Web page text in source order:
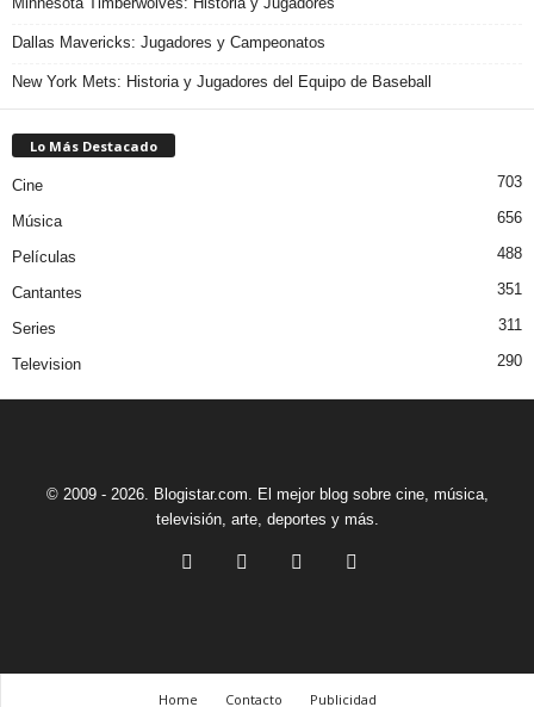
Dallas Mavericks: Jugadores y Campeonatos
New York Mets: Historia y Jugadores del Equipo de Baseball
Lo Más Destacado
Cine 703
Música 656
Películas 488
Cantantes 351
Series 311
Television 290
© 2009 - 2026. Blogistar.com. El mejor blog sobre cine, música,
televisión, arte, deportes y más.
Home Contacto Publicidad